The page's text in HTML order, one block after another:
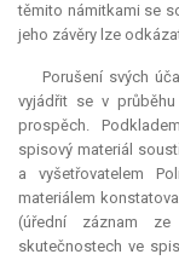
těmito námitkami se
jeho závěry lze
Porušení svých
vyjádřit se v
prospěch.
spisový materiál
a vyšetřovatelem
materiálem
(úřední záznam
skutečnostech ve